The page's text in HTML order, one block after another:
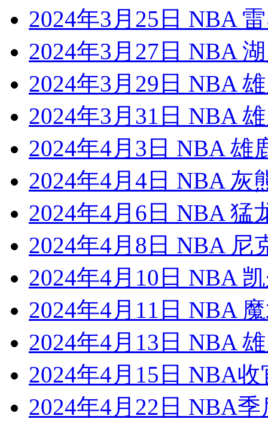
2024年3月25日 NBA
2024年3月27日 NBA
2024年3月29日 NBA
2024年3月31日 NBA
2024年4月3日 NBA 雄
2024年4月4日 NBA 灰
2024年4月6日 NBA 猛
2024年4月8日 NBA 尼
2024年4月10日 NBA
2024年4月11日 NBA
2024年4月13日 NBA
2024年4月15日 NBA
2024年4月22日 NBA